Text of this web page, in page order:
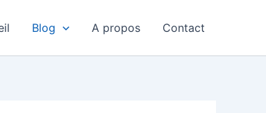
Blog A propos Contact